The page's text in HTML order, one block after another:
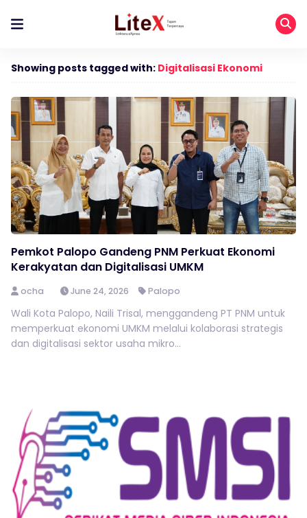
Showing posts tagged with: Digitalisasi Ekonomi
Pemkot Palopo Gandeng PNM Perkuat Ekonomi
Kerakyatan dan Digitalisasi UMKM
ocha June 24, 2026 Palopo
Wali Kota Palopo, Naili Trisal, menggandeng PT PNM untuk
memperkuat ekonomi UMKM melalui kolaborasi strategis
dan digitalisasi sektor usaha mikro...